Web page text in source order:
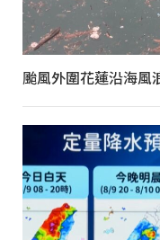
颱風外圍花蓮沿海風